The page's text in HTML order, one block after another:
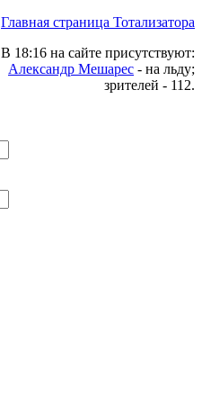
Главная страница Тотализатора
В 18:16 на сайте присутствуют:
Александр Мешарес - на льду;
зрителей - 112.